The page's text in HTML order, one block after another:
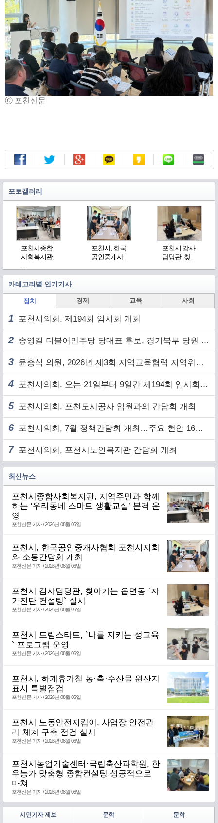
ⓒ 포천신문
포토갤러리
포천시종합
사회복지관,
포천시, 한국
공인중개사..
포천시 감사
담당관, 찾..
카테고리별 인기기사
정치 경제 교육 사회
1 포천시의회, 제194회 임시회 개회
2 송영길 더불어민주당 당대표 후보, 경기북부 당원 및 2030 세대와 ‘소통 행보’
3 윤충식 의원, 2026년 제3회 지역교육협력 지역위원회 주재
4 포천시의회, 오는 21일부터 9일간 제194회 임시회 개회
5 포천시의회, 포천도시공사 임원과의 간담회 개최
6 포천시의회, 7월 정책간담회 개최…주요 현안 16건 점검
7포천시의회, 포천시노인복지관 간담회 개최
최신뉴스
포천시종합사회복지관, 지역주민과 함께
하는 ‘우리동네 스마트 생활교실’ 본격 운
영
포천신문 기자 / 2026년 08월 06일
포천시, 한국공인중개사협회 포천시지회
와 소통간담회 개최
포천신문 기자 / 2026년 08월 06일
포천시 감사담당관, 찾아가는 읍면동 `자
가진단 컨설팅` 실시
포천신문 기자 / 2026년 08월 06일
포천시 드림스타트, `나를 지키는 성교육
` 프로그램 운영
포천신문 기자 / 2026년 08월 06일
포천시, 하계휴가철 농·축·수산물 원산지
표시 특별점검
포천신문 기자 / 2026년 08월 06일
포천시 노동안전지킴이, 사업장 안전관
리 체계 구축 점검 실시
포천신문 기자 / 2026년 08월 06일
포천시농업기술센터·국립축산과학원, 한
우농가 맞춤형 종합컨설팅 성공적으로
마쳐
포천신문 기자 / 2026년 08월 06일
시민기자 제보 문학 문학